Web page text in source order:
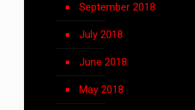
September 2018
July 2018
June 2018
May 2018